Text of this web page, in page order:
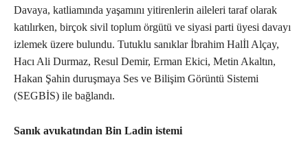
Davaya, katliamında yaşamını yitirenlerin aileleri taraf olarak
katılırken, birçok sivil toplum örgütü ve siyasi parti üyesi davayı
izlemek üzere bulundu. Tutuklu sanıklar İbrahim Halİl Alçay,
Hacı Ali Durmaz, Resul Demir, Erman Ekici, Metin Akaltın,
Hakan Şahin duruşmaya Ses ve Bilişim Görüntü Sistemi
(SEGBİS) ile bağlandı.
Sanık avukatından Bin Ladin istemi